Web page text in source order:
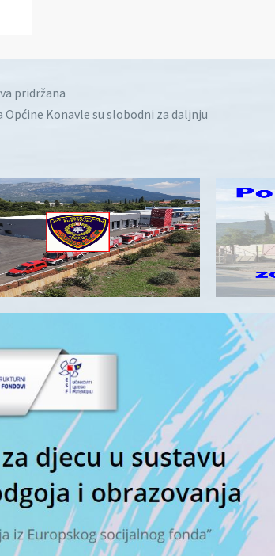
pridržana
Konavle su slobodni za daljnju